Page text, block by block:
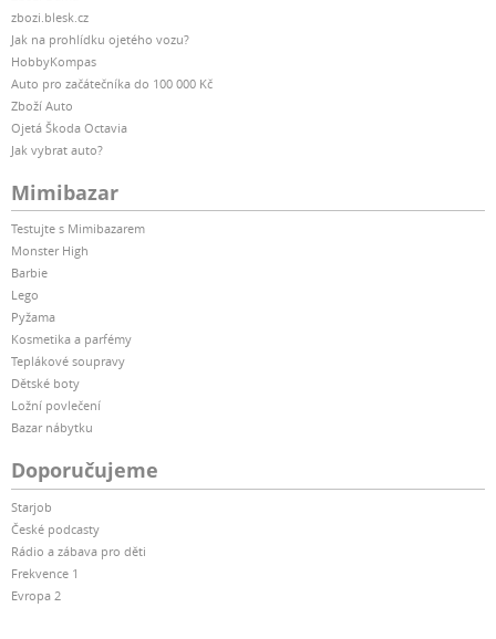
zbozi.blesk.cz
Jak na prohlídku ojetého vozu?
HobbyKompas
Auto pro začátečníka do 100 000 Kč
Zboží Auto
Ojetá Škoda Octavia
Jak vybrat auto?
Mimibazar
Testujte s Mimibazarem
Monster High
Barbie
Lego
Pyžama
Kosmetika a parfémy
Teplákové soupravy
Dětské boty
Ložní povlečení
Bazar nábytku
Doporučujeme
Starjob
České podcasty
Rádio a zábava pro děti
Frekvence 1
Evropa 2